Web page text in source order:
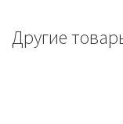
Другие